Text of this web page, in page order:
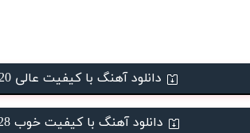
دانلود آهنگ با کیفیت عالی 320
دانلود آهنگ با کیفیت خوب 128